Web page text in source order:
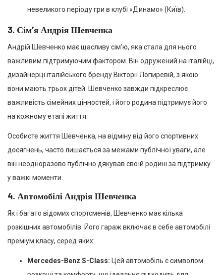
невеликого періоду гри в клубі «Динамо» (Київ).
3. Сім’я Андрія Шевченка
Андрій Шевченко має щасливу сім’ю, яка стала для нього
важливим підтримуючим фактором. Він одружений на італійці,
дизайнерці італійського бренду Вікторії Лопиревій, з якою
вони мають трьох дітей. Шевченко завжди підкреслює
важливість сімейних цінностей, і його родина підтримує його
на кожному етапі життя.
Особисте життя Шевченка, на відміну від його спортивних
досягнень, часто лишається за межами публічної уваги, але
він неодноразово публічно дякував своїй родині за підтримку
у важкі моменти.
4. Автомобілі Андрія Шевченка
Як і багато відомих спортсменів, Шевченко має кілька
розкішних автомобілів. Його гараж включає в себе автомобілі
преміум класу, серед яких:
Mercedes-Benz S-Class: Цей автомобіль є символом